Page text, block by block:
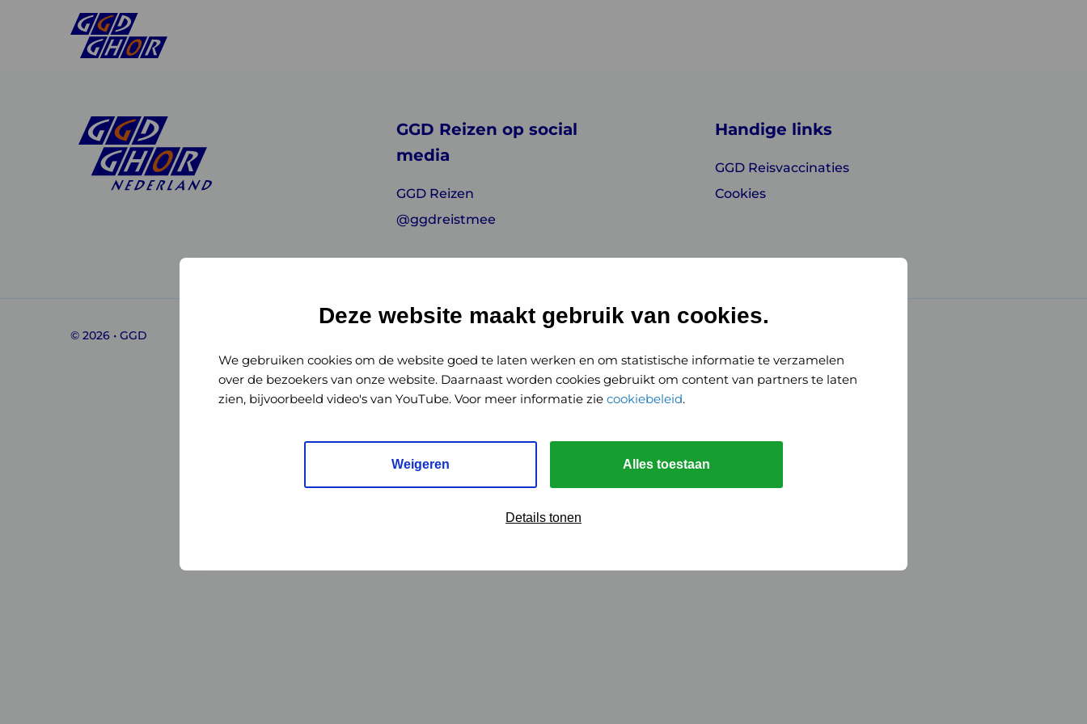
Deze website maakt gebruik van cookies.
We gebruiken cookies om de website goed te laten werken en om statistische informatie te verzamelen
over de bezoekers van onze website. Daarnaast worden cookies gebruikt om content van partners te laten
zien, bijvoorbeeld video's van YouTube. Voor meer informatie zie cookiebeleid.
Weigeren Alles toestaan
Details tonen
GHORGHOR
Nederland
GGD Reizen op social
media
GGD Reizen
@ggdreistmee
Handige links
GGD Reisvaccinaties
Cookies
© 2026 • GGD